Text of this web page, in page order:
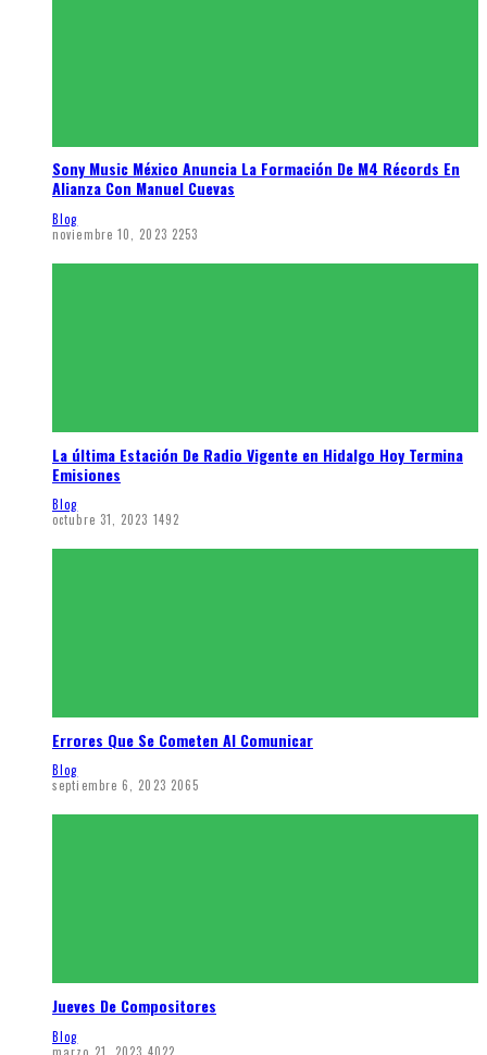
Sony Music México Anuncia La Formación De M4 Récords En
Alianza Con Manuel Cuevas
Blog
noviembre 10, 2023 2253
La última Estación De Radio Vigente en Hidalgo Hoy Termina
Emisiones
Blog
octubre 31, 2023 1492
Errores Que Se Cometen Al Comunicar
Blog
septiembre 6, 2023 2065
Jueves De Compositores
Blog
marzo 21, 2023 4022